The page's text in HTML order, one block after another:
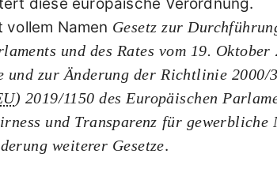
Namen Gesetz zur
und des Rates vom 19. Oktober
zur Änderung der Richtlinie 2000/
) 2019/1150 des Europäischen
und Transparenz für gewerbliche
weiterer Gesetze.